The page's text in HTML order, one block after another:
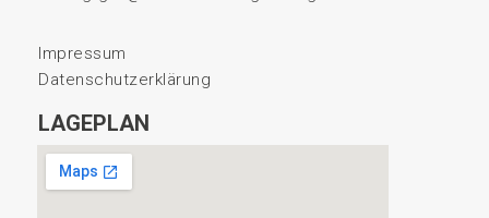
Impressum
Datenschutzerklärung
LAGEPLAN